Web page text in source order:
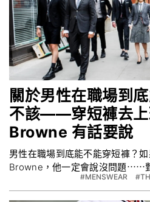
關於男性在職場到
不該——穿短褲去
Browne 有話要說
男性在職場到底能不能穿短褲？
Browne，他一定會說沒問題⋯⋯
#MENSWEAR